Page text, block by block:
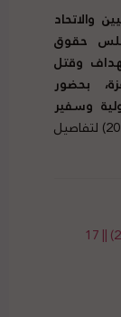
والاتحاد
حقوق
وقتل
بحضور
وسفير
(25 مارس 2024) لتفاصيل
تقرير المشهد الحقوقي لفلسطين العدد (220) || 17